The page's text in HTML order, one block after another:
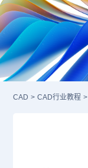
CAD > CAD行业教程 >